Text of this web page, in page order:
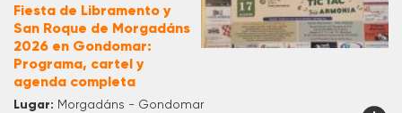
Fiesta de Libramento y
San Roque de Morgadáns
2026 en Gondomar:
Programa, cartel y
agenda completa
Lugar: Morgadáns - Gondomar